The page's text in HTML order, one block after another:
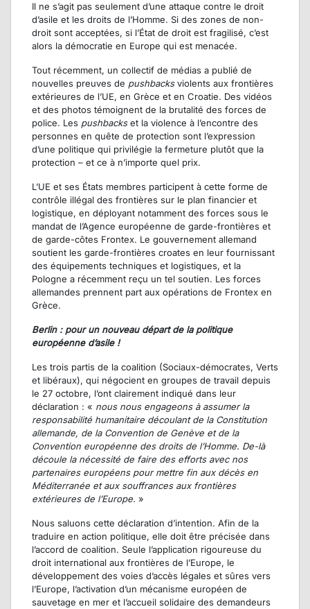
Il ne s’agit pas seulement d’une attaque contre le droit
d’asile et les droits de l’Homme. Si des zones de non-
droit sont acceptées, si l’État de droit est fragilisé, c’est
alors la démocratie en Europe qui est menacée.
Tout récemment, un collectif de médias a publié de
nouvelles preuves de pushbacksviolents aux frontières
extérieures de l’UE, en Grèce et en Croatie. Des vidéos
et des photos témoignent de la brutalité des forces de
police. Les pushbackset la violence à l’encontre des
personnes en quête de protection sont l’expression
d’une politique qui privilégie la fermeture plutôt que la
protection – et ce à n’importe quel prix.
L’UE et ses États membres participent à cette forme de
contrôle illégal des frontières sur le plan financier et
logistique, en déployant notamment des forces sous le
mandat de l’Agence européenne de garde-frontières et
de garde-côtes Frontex. Le gouvernement allemand
soutient les garde-frontières croates en leur fournissant
des équipements techniques et logistiques, et la
Pologne a récemment reçu un tel soutien. Les forces
allemandes prennent part aux opérations de Frontex en
Grèce.
Berlin : pour un nouveau départ de la politique
européenne d’asile !
Les trois partis de la coalition (Sociaux-démocrates, Verts
et libéraux), qui négocient en groupes de travail depuis
le 27 octobre, l’ont clairement indiqué dans leur
déclaration : « nous nous engageons à assumer la
responsabilité humanitaire découlant de la Constitution
allemande, de la Convention de Genève et de la
Convention européenne des droits de l’Homme. De-là
découle la nécessité de faire des efforts avec nos
partenaires européens pour mettre fin aux décès en
Méditerranée et aux souffrances aux frontières
extérieures de l’Europe. »
Nous saluons cette déclaration d’intention. Afin de la
traduire en action politique, elle doit être précisée dans
l’accord de coalition. Seule l’application rigoureuse du
droit international aux frontières de l’Europe, le
développement des voies d’accès légales et sûres vers
l’Europe, l’activation d’un mécanisme européen de
sauvetage en mer et l’accueil solidaire des demandeurs